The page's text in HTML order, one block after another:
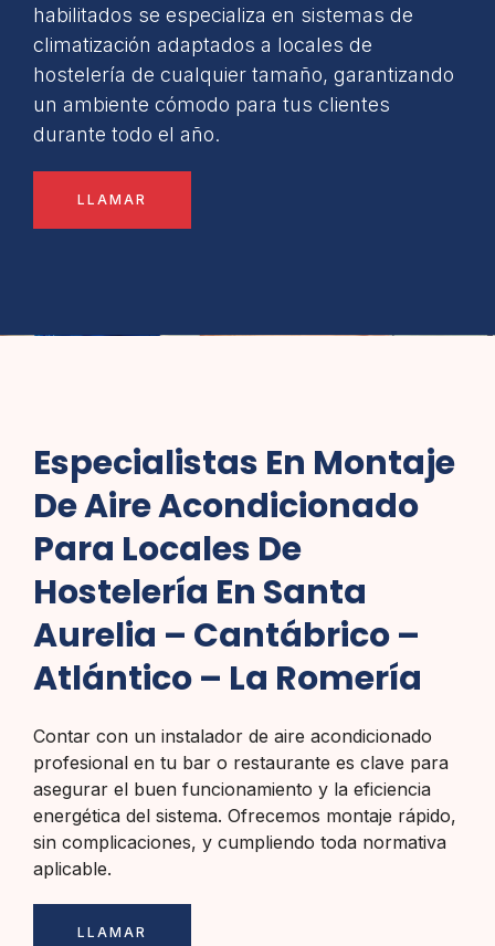
habilitados se especializa en sistemas de
climatización adaptados a locales de
hostelería de cualquier tamaño, garantizando
un ambiente cómodo para tus clientes
durante todo el año.
LLAMAR
Especialistas En Montaje
De Aire Acondicionado
Para Locales De
Hostelería En Santa
Aurelia – Cantábrico –
Atlántico – La Romería
Contar con un instalador de aire acondicionado
profesional en tu bar o restaurante es clave para
asegurar el buen funcionamiento y la eficiencia
energética del sistema. Ofrecemos montaje rápido,
sin complicaciones, y cumpliendo toda normativa
aplicable.
LLAMAR